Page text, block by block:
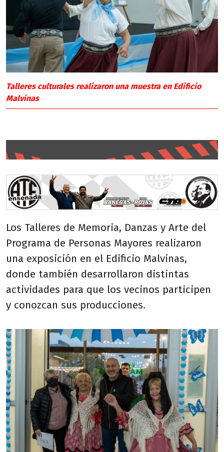
Talleres culturales realizaron una muestra en Edificio
Malvinas
Los Talleres de Memoria, Danzas y Arte del
Programa de Personas Mayores realizaron
una exposición en el Edificio Malvinas,
donde también desarrollaron distintas
actividades para que los vecinos participen
y conozcan sus producciones.